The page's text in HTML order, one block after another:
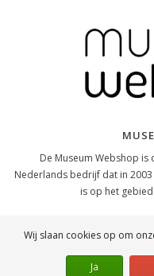
De Museum Webshop is
Nederlands bedrijf dat in
is op het
Wij slaan cookies op om
Ja